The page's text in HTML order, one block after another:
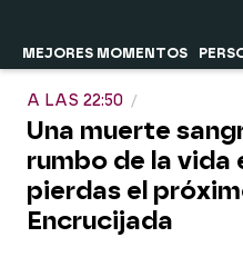
MEJORES MOMENTOS
A LAS 22:50
Una muerte
rumbo de la vida
pierdas el
Encrucijada